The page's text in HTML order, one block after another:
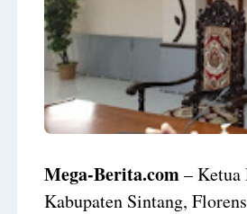
Mega-Berita.com– Ketua
Kabupaten Sintang,